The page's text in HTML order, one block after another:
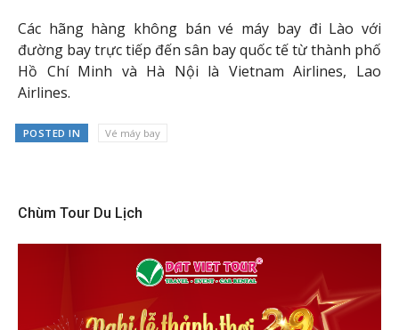
Các hãng hàng không bán vé máy bay đi Lào với
đường bay trực tiếp đến sân bay quốc tế từ thành phố
Hồ Chí Minh và Hà Nội là Vietnam Airlines, Lao
Airlines.
POSTED IN Vé máy bay
Chùm Tour Du Lịch